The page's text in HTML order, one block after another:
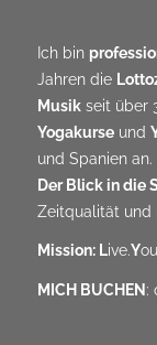
Ich bin
Jahren die
Musikseit über
Yogakurseund
und Spanien an.
Der Blick in die
Zeitqualität und
Mission: Live.Y
MICH BUCHEN :